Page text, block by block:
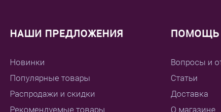
НАШИ ПРЕДЛОЖЕНИЯ
Новинки
Популярные товары
Распродажи и скидки
Рекомендуемые товары
ПОМОЩЬ
Вопросы и
Статьи
Доставка
О магазине